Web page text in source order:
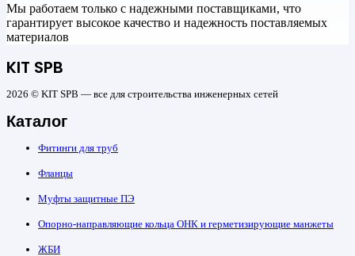
Мы работаем только с надежными поставщиками, что
гарантирует высокое качество и надежность поставляемых
материалов
KIT SPB
2026 © KIT SPB — все для строительства инженерных сетей
Каталог
Фитинги для труб
Фланцы
Муфты защитные ПЭ
Опорно-направляющие кольца ОНК и герметизирующие манжеты
ЖБИ